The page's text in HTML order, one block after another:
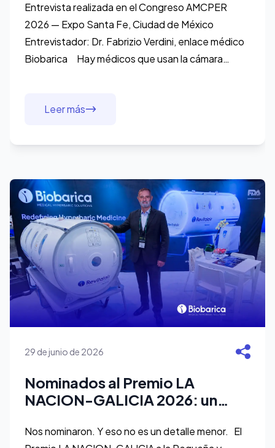
el manejo integral del paciente
quirúrgico
Entrevista realizada en el Congreso AMCPER
2026 — Expo Santa Fe, Ciudad de México
Entrevistador: Dr. Fabrizio Verdini, enlace médico
Biobarica Hay médicos que usan la cámara
Leer más
29 de junio de 2026
Nominados al Premio LA
NACION-GALICIA 2026: un
construimos más allá de las
Nos nominaron. Y eso no es un detalle menor. El